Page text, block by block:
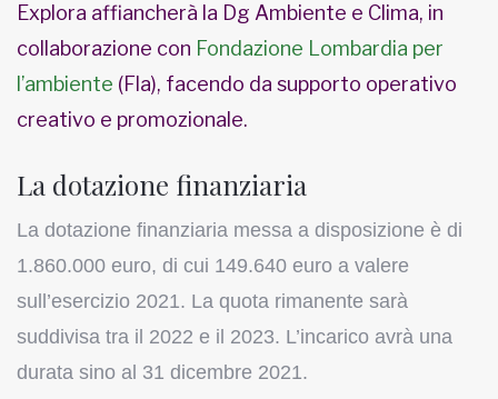
Explora affiancherà la Dg Ambiente e Clima, in
collaborazione con Fondazione Lombardia per
l’ambiente (Fla), facendo da supporto operativo
creativo e promozionale.
La dotazione finanziaria
La dotazione finanziaria messa a disposizione è di
1.860.000 euro, di cui 149.640 euro a valere
sull’esercizio 2021. La quota rimanente sarà
suddivisa tra il 2022 e il 2023. L’incarico avrà una
durata sino al 31 dicembre 2021.